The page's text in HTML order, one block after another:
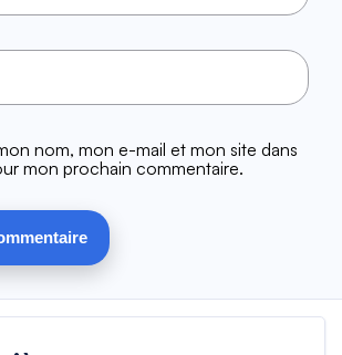
nom, mon e-mail et mon site dans
mon prochain commentaire.